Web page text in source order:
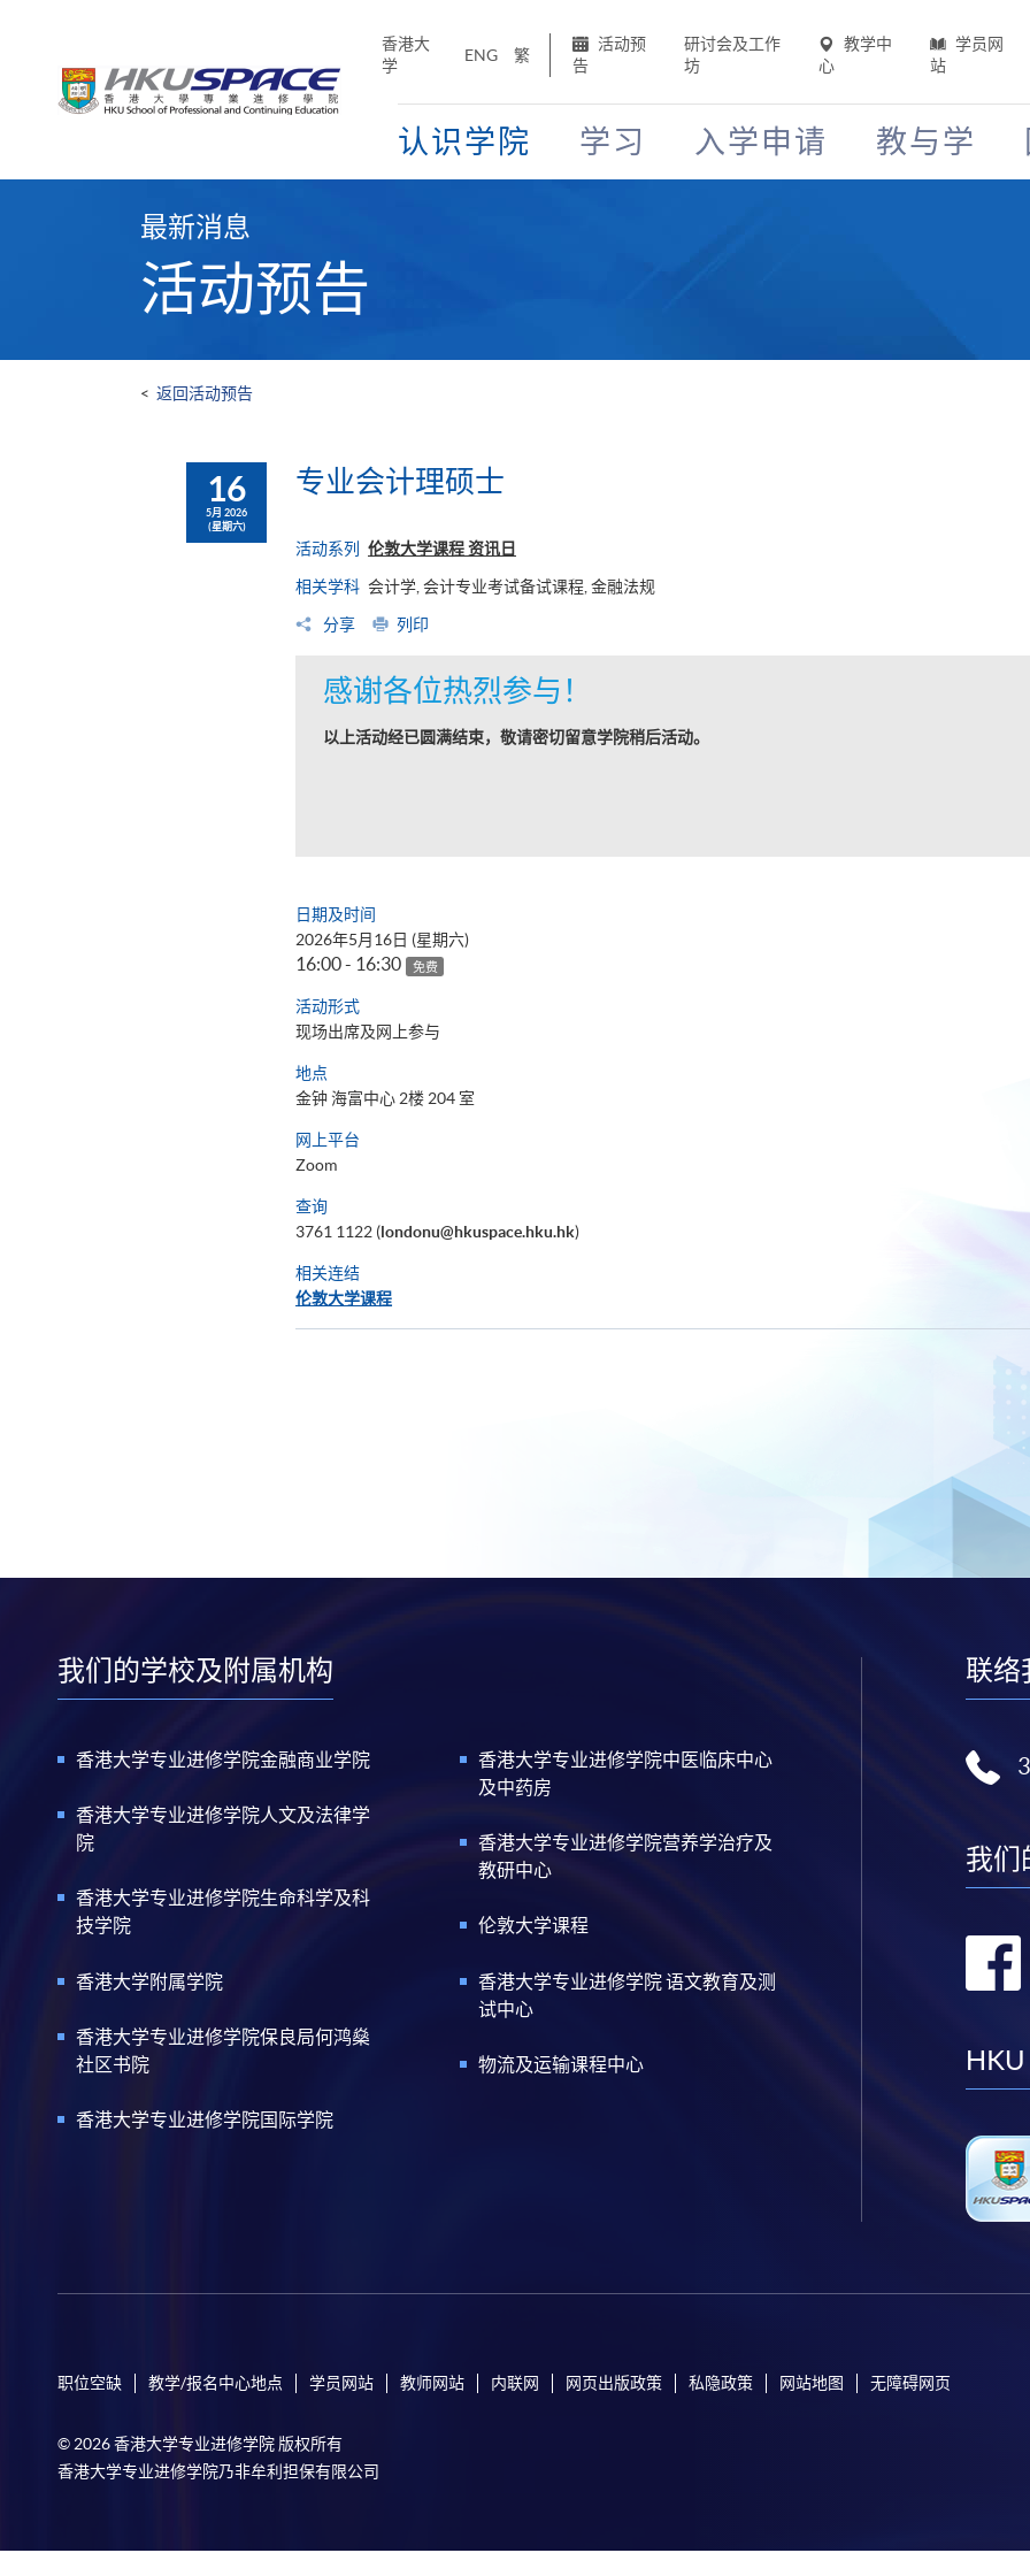
香港大
学
ENG 繁
活动预
告
研讨会及工作
坊
教学中
心
学员网
站
认识学院 学习 入学申请 教与学
最新消息
活动预告
< 返回活动预告
16
5月 2026
(星期六)
专业会计理硕士
活动系列 伦敦大学课程 资讯日
相关学科 会计学, 会计专业考试备试课程, 金融法规
分享 列印
感谢各位热烈参与！
以上活动经已圆满结束，敬请密切留意学院稍后活动。
日期及时间
2026年5月16日 (星期六)
16:00 - 16:30 免费
活动形式
现场出席及网上参与
地点
金钟 海富中心 2楼 204 室
网上平台
Zoom
查询
3761 1122 (londonu@hkuspace.hku.hk)
相关连结
伦敦大学课程
我们的学校及附属机构
香港大学专业进修学院金融商业学院
香港大学专业进修学院人文及法律学
院
香港大学专业进修学院生命科学及科
技学院
香港大学附属学院
香港大学专业进修学院保良局何鸿燊
社区书院
香港大学专业进修学院国际学院
香港大学专业进修学院中医临床中心
及中药房
香港大学专业进修学院营养学治疗及
教研中心
伦敦大学课程
香港大学专业进修学院 语文教育及测
试中心
物流及运输课程中心
联络
我们
HKU
职位空缺 教学/报名中心地点 学员网站 教师网站 内联网 网页出版政策 私隐政策 网站地图 无障碍网页
© 2026 香港大学专业进修学院 版权所有
香港大学专业进修学院乃非牟利担保有限公司